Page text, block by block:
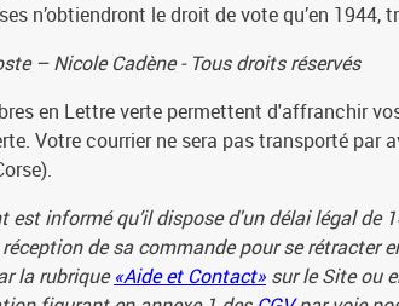
n’obtiendront le droit de vote qu’en 1944,
– Nicole Cadène - Tous droits réservés
en Lettre verte permettent d'affranchir
Votre courrier ne sera pas transporté par
est informé qu’il dispose d'un délai légal de
de sa commande pour se rétracter
la rubrique«Aide et Contact» sur le Site ou